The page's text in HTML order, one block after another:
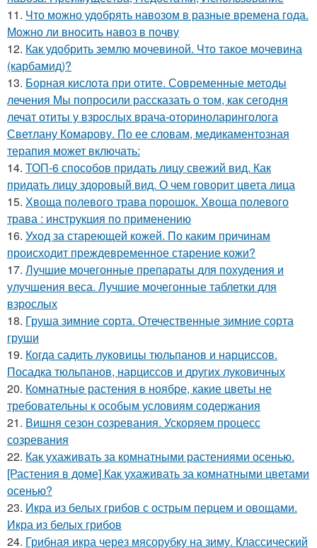
11. Что можно удобрять навозом в разные времена года.
Можно ли вносить навоз в почву
12. Как удобрить землю мочевиной. Что такое мочевина
(карбамид)?
13. Борная кислота при отите. Современные методы
лечения Мы попросили рассказать о том, как сегодня
лечат отиты у взрослых врача-оториноларинголога
Светлану Комарову. По ее словам, медикаментозная
терапия может включать:
14. ТОП-6 способов придать лицу свежий вид. Как
придать лицу здоровый вид. О чем говорит цвета лица
15. Хвоща полевого трава порошок. Хвоща полевого
трава : инструкция по применению
16. Уход за стареющей кожей. По каким причинам
происходит преждевременное старение кожи?
17. Лучшие мочегонные препараты для похудения и
улучшения веса. Лучшие мочегонные таблетки для
взрослых
18. Груша зимние сорта. Отечественные зимние сорта
груши
19. Когда садить луковицы тюльпанов и нарциссов.
Посадка тюльпанов, нарциссов и других луковичных
20. Комнатные растения в ноябре, какие цветы не
требовательны к особым условиям содержания
21. Вишня сезон созревания. Ускоряем процесс
созревания
22. Как ухаживать за комнатными растениями осенью.
[Растения в доме] Как ухаживать за комнатными цветами
осенью?
23. Икра из белых грибов с острым перцем и овощами.
Икра из белых грибов
24. Грибная икра через мясорубку на зиму. Классический